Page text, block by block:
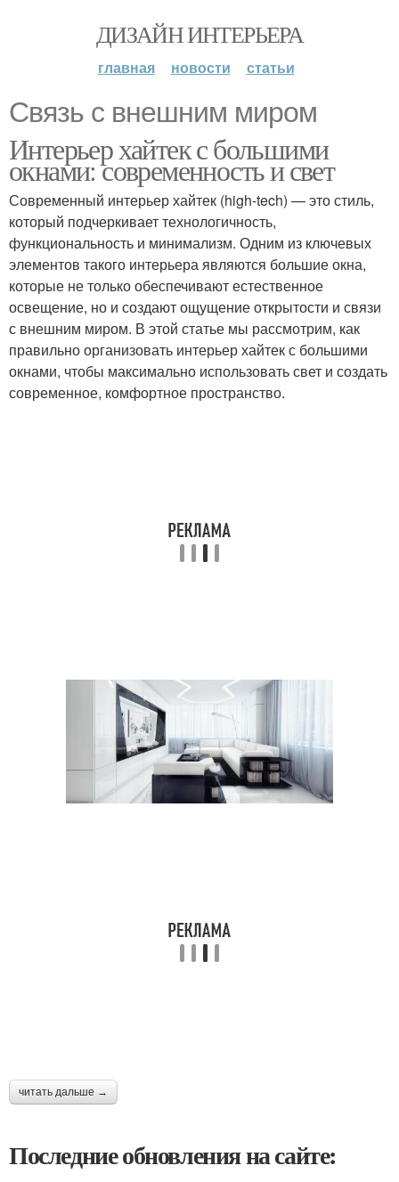
ДИЗАЙН ИНТЕРЬЕРА
главная новости статьи
Связь с внешним миром
Интерьер хайтек с большими
окнами: современность и свет
Современный интерьер хайтек (high-tech) — это стиль,
который подчеркивает технологичность,
функциональность и минимализм. Одним из ключевых
элементов такого интерьера являются большие окна,
которые не только обеспечивают естественное
освещение, но и создают ощущение открытости и связи
с внешним миром. В этой статье мы рассмотрим, как
правильно организовать интерьер хайтек с большими
окнами, чтобы максимально использовать свет и создать
современное, комфортное пространство.
читать дальше →
Последние обновления на сайте: